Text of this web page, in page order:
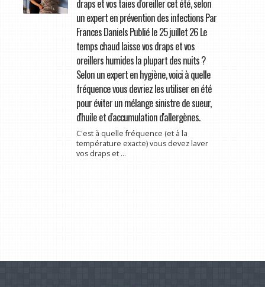
draps et vos taies d'oreiller cet été, selon
un expert en prévention des infections Par
Frances Daniels Publié le 25 juillet 26 Le
temps chaud laisse vos draps et vos
oreillers humides la plupart des nuits ?
Selon un expert en hygiène, voici à quelle
fréquence vous devriez les utiliser en été
pour éviter un mélange sinistre de sueur,
d'huile et d'accumulation d'allergènes.
C'est à quelle fréquence (et à la
température exacte) vous devez laver
vos draps et ...